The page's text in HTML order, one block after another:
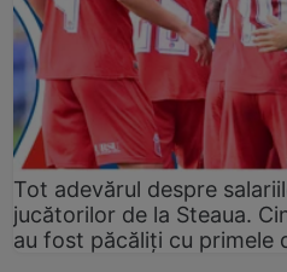
Tot adevărul despre
jucătorilor de la Steaua.
au fost păcăliți cu primele